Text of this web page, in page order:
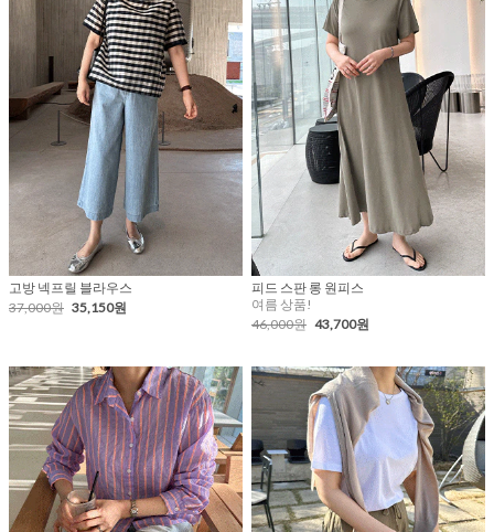
고방 넥프릴 블라우스
37,000원 35,150원
피드 스판 롱 원피스
여름 상품!
46,000원 43,700원